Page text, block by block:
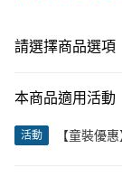
請選擇商品選項
本商品適用活動
活動
【童裝優